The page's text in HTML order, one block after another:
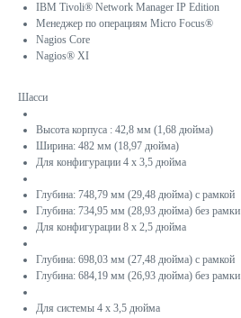
IBM Tivoli® Network Manager IP Edition
Менеджер по операциям Micro Focus®
Nagios Core
Nagios® XI
Шасси
Высота корпуса : 42,8 мм (1,68 дюйма)
Ширина: 482 мм (18,97 дюйма)
Для конфигурации 4 x 3,5 дюйма
Глубина: 748,79 мм (29,48 дюйма) с рамкой
Глубина: 734,95 мм (28,93 дюйма) без рамки
Для конфигурации 8 x 2,5 дюйма
Глубина: 698,03 мм (27,48 дюйма) с рамкой
Глубина: 684,19 мм (26,93 дюйма) без рамки
Для системы 4 x 3,5 дюйма